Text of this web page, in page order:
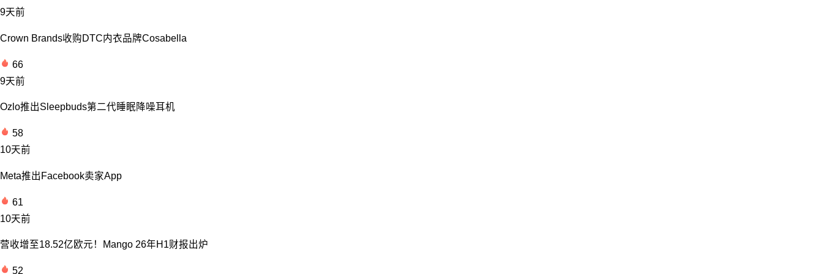
9天前
Crown Brands收购DTC内衣品牌Cosabella
66
9天前
Ozlo推出Sleepbuds第二代睡眠降噪耳机
58
10天前
Meta推出Facebook卖家App
61
10天前
营收增至18.52亿欧元！Mango 26年H1财报出炉
52